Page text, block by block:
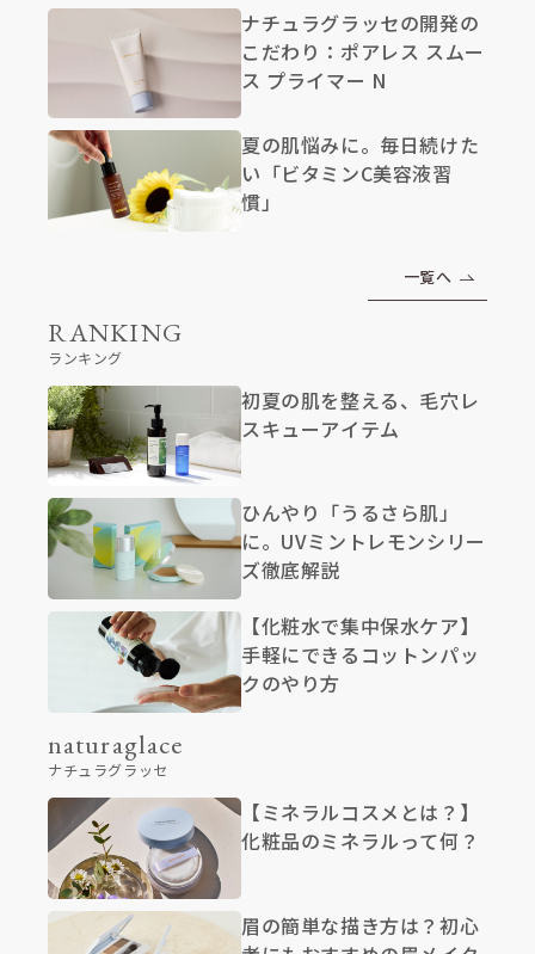
ナチュラグラッセの開発の
こだわり：ポアレス スムー
ス プライマー N
夏の肌悩みに。毎日続けた
い「ビタミンC美容液習
慣」
一覧へ
RANKING
ランキング
初夏の肌を整える、毛穴レ
スキューアイテム
ひんやり「うるさら肌」
に。UVミントレモンシリー
ズ徹底解説
【化粧水で集中保水ケア】
手軽にできるコットンパッ
クのやり方
naturaglace
ナチュラグラッセ
【ミネラルコスメとは？】
化粧品のミネラルって何？
眉の簡単な描き方は？初心